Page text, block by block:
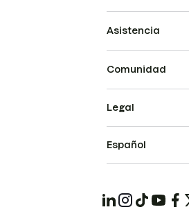
Asistencia
Comunidad
Legal
Español